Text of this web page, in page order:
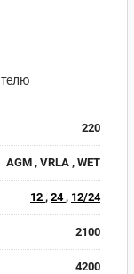
220
AGM , VRLA , WET
12 , 24, 12/24
2100
4200